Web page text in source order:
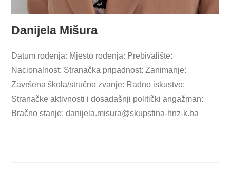
Danijela Mišura
Datum rođenja: Mjesto rođenja: Prebivalište:
Nacionalnost: Stranačka pripadnost: Zanimanje:
Završena škola/stručno zvanje: Radno iskustvo:
Stranačke aktivnosti i dosadašnji politički angažman:
Bračno stanje:danijela.misura@skupstina-hnz-k.ba